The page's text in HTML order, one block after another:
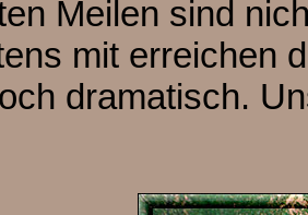
Meilen sind
mit erreichen
dramatisch.